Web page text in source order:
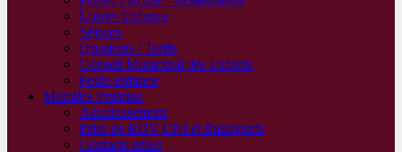
Loisirs Enfance
Séjours
Quotients / Tarifs
Conseil Municipal des Enfants
Petite enfance
Marolles Pratique
Assainissement
Prise de RDV CNI et Passeports
Contacts utiles